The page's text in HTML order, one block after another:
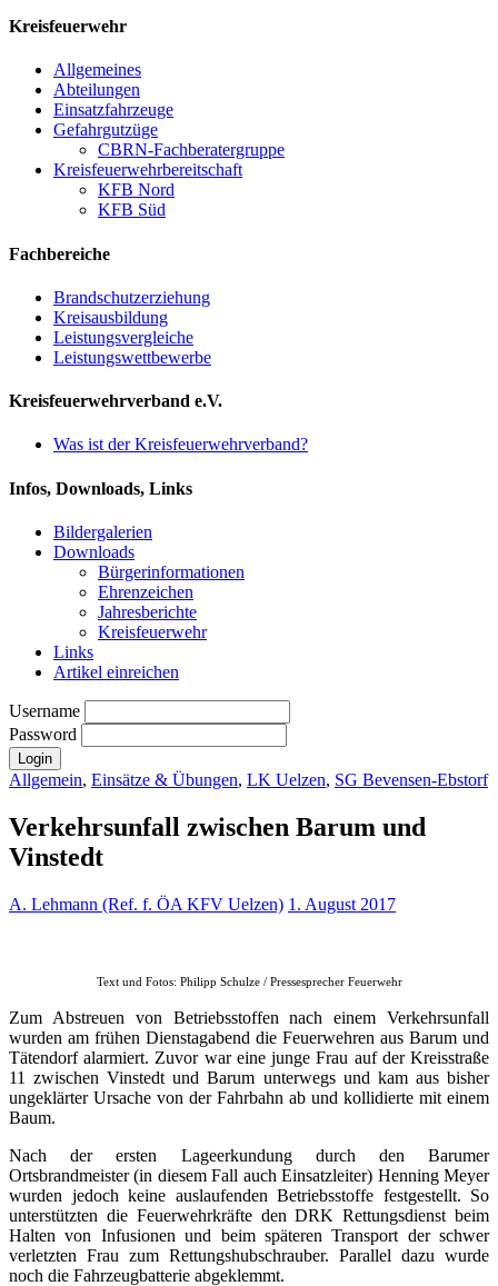
Kreisfeuerwehr
Allgemeines
Abteilungen
Einsatzfahrzeuge
Gefahrgutzüge
CBRN-Fachberatergruppe
Kreisfeuerwehrbereitschaft
KFB Nord
KFB Süd
Fachbereiche
Brandschutzerziehung
Kreisausbildung
Leistungsvergleiche
Leistungswettbewerbe
Kreisfeuerwehrverband e.V.
Was ist der Kreisfeuerwehrverband?
Infos, Downloads, Links
Bildergalerien
Downloads
Bürgerinformationen
Ehrenzeichen
Jahresberichte
Kreisfeuerwehr
Links
Artikel einreichen
Username
Password
Allgemein, Einsätze & Übungen, LK Uelzen, SG Bevensen-Ebstorf
Verkehrsunfall zwischen Barum und
Vinstedt
A. Lehmann (Ref. f. ÖA KFV Uelzen) 1. August 2017
Text und Fotos: Philipp Schulze / Pressesprecher Feuerwehr
Zum Abstreuen von Betriebsstoffen nach einem Verkehrsunfall
wurden am frühen Dienstagabend die Feuerwehren aus Barum und
Tätendorf alarmiert. Zuvor war eine junge Frau auf der Kreisstraße
11 zwischen Vinstedt und Barum unterwegs und kam aus bisher
ungeklärter Ursache von der Fahrbahn ab und kollidierte mit einem
Baum.
Nach der ersten Lageerkundung durch den Barumer
Ortsbrandmeister (in diesem Fall auch Einsatzleiter) Henning Meyer
wurden jedoch keine auslaufenden Betriebsstoffe festgestellt. So
unterstützten die Feuerwehrkräfte den DRK Rettungsdienst beim
Halten von Infusionen und beim späteren Transport der schwer
verletzten Frau zum Rettungshubschrauber. Parallel dazu wurde
noch die Fahrzeugbatterie abgeklemmt.